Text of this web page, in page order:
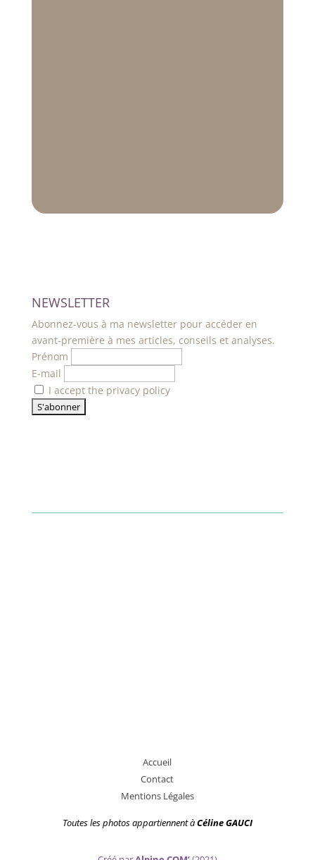
NEWSLETTER
Abonnez-vous à ma newsletter pour accéder en
avant-première à mes articles, conseils et analyses.
Prénom
E-mail
I accept the privacy policy
Accueil
Contact
Mentions Légales
Toutes les photos appartiennentàCéline GAUCI